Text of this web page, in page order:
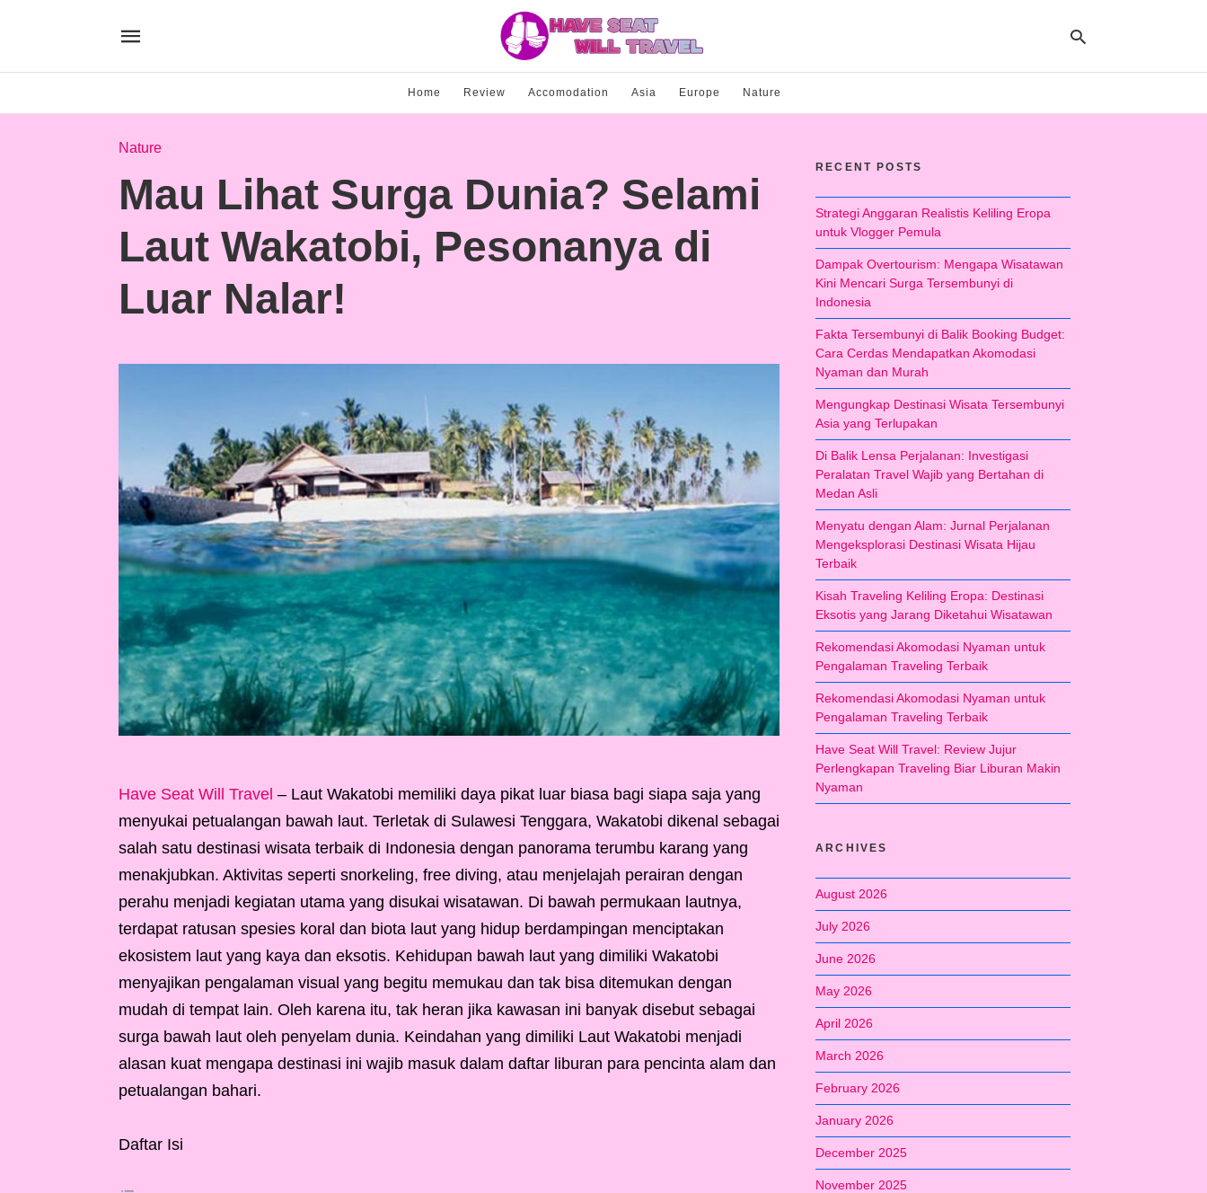
Home Review Accomodation Asia Europe Nature
Nature
Mau Lihat Surga Dunia? Selami
Laut Wakatobi, Pesonanya di
Luar Nalar!
Have Seat Will Travel – Laut Wakatobi memiliki daya pikat luar biasa bagi siapa saja yang
menyukai petualangan bawah laut. Terletak di Sulawesi Tenggara, Wakatobi dikenal sebagai
salah satu destinasi wisata terbaik di Indonesia dengan panorama terumbu karang yang
menakjubkan. Aktivitas seperti snorkeling, free diving, atau menjelajah perairan dengan
perahu menjadi kegiatan utama yang disukai wisatawan. Di bawah permukaan lautnya,
terdapat ratusan spesies koral dan biota laut yang hidup berdampingan menciptakan
ekosistem laut yang kaya dan eksotis. Kehidupan bawah laut yang dimiliki Wakatobi
menyajikan pengalaman visual yang begitu memukau dan tak bisa ditemukan dengan
mudah di tempat lain. Oleh karena itu, tak heran jika kawasan ini banyak disebut sebagai
surga bawah laut oleh penyelam dunia. Keindahan yang dimiliki Laut Wakatobi menjadi
alasan kuat mengapa destinasi ini wajib masuk dalam daftar liburan para pencinta alam dan
petualangan bahari.
Daftar Isi
RECENT POSTS
Strategi Anggaran Realistis Keliling Eropa
untuk Vlogger Pemula
Dampak Overtourism: Mengapa Wisatawan
Kini Mencari Surga Tersembunyi di
Indonesia
Fakta Tersembunyi di Balik Booking Budget:
Cara Cerdas Mendapatkan Akomodasi
Nyaman dan Murah
Mengungkap Destinasi Wisata Tersembunyi
Asia yang Terlupakan
Di Balik Lensa Perjalanan: Investigasi
Peralatan Travel Wajib yang Bertahan di
Medan Asli
Menyatu dengan Alam: Jurnal Perjalanan
Mengeksplorasi Destinasi Wisata Hijau
Terbaik
Kisah Traveling Keliling Eropa: Destinasi
Eksotis yang Jarang Diketahui Wisatawan
Rekomendasi Akomodasi Nyaman untuk
Pengalaman Traveling Terbaik
Rekomendasi Akomodasi Nyaman untuk
Pengalaman Traveling Terbaik
Have Seat Will Travel: Review Jujur
Perlengkapan Traveling Biar Liburan Makin
Nyaman
ARCHIVES
August 2026
July 2026
June 2026
May 2026
April 2026
March 2026
February 2026
January 2026
December 2025
November 2025